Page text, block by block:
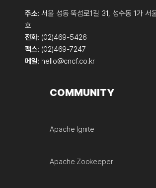
주소: 서울 성동 뚝섬로1길 31, 성수동 1가 서
호
전화: (02)469-5426
팩스: (02)469-7247
메일: hello@cncf.co.kr
COMMUNITY
Apache Ignite
Apache Zookeeper